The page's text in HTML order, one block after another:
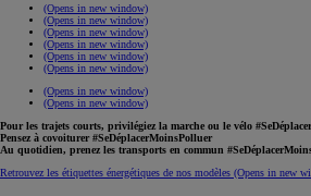
(Opens in new window)
(Opens in new window)
(Opens in new window)
(Opens in new window)
(Opens in new window)
(Opens in new window)
(Opens in new window)
(Opens in new window)
Pour les trajets courts, privilégiez la marche ou le vélo
Pensez à covoiturer #SeDéplacerMoinsPolluer
Au quotidien, prenez les transports en commun
Retrouvez les étiquettes énergétiques de nos modèles (Opens in new